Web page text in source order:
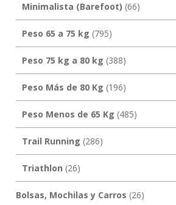
Minimalista (Barefoot) (66)
Peso 65 a 75 kg (795)
Peso 75 kg a 80 kg (388)
Peso Más de 80 Kg (196)
Peso Menos de 65 Kg (485)
Trail Running (286)
Triathlon (26)
Bolsas, Mochilas y Carros (26)